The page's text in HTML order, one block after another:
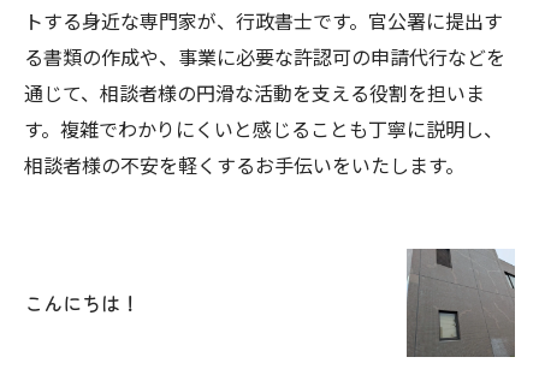
トする身近な専門家が、行政書士です。官公署に提出す
る書類の作成や、事業に必要な許認可の申請代行などを
通じて、相談者様の円滑な活動を支える役割を担いま
す。複雑でわかりにくいと感じることも丁寧に説明し、
相談者様の不安を軽くするお手伝いをいたします。
こんにちは！